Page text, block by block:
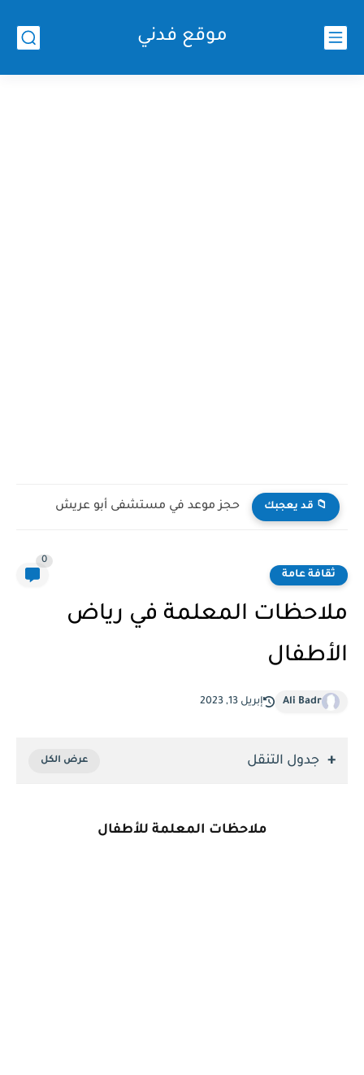
موقع فدني
📁 قد يعجبك
ثقافة عامة
0
ملاحظات المعلمة في رياض
الأطفال
Ali Badr إبريل 13, 2023
جدول التنقل
ملاحظات المعلمة للأطفال